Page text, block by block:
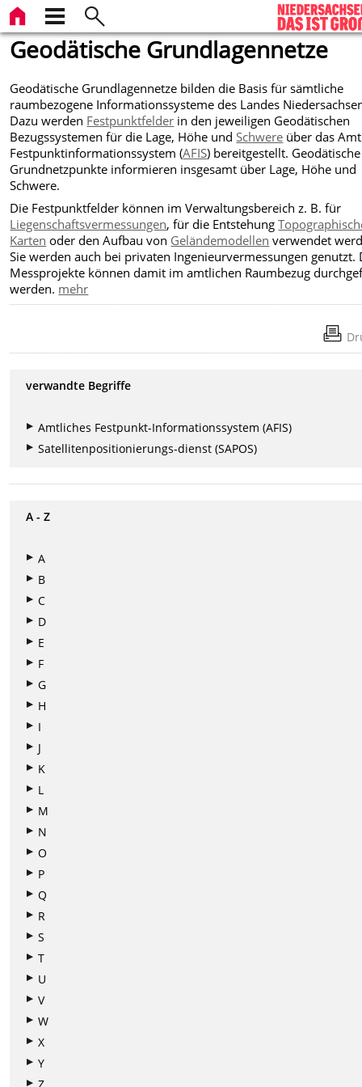
Geodätische Grundlagennetze
Geodätische Grundlagennetze bilden die Basis für sämtliche
raumbezogene Informationssysteme des Landes
Dazu werden Festpunktfelder in den jeweiligen Geodätischen
Bezugssystemen für die Lage, Höhe undSchwere über das
Festpunktinformationssystem (AFIS) bereitgestellt. Geodätische
Grundnetzpunkte informieren insgesamt über Lage, Höhe und
Schwere.
Die Festpunktfelder können im Verwaltungsbereich z. B. für
Liegenschaftsvermessungen, für die Entstehung
Karten oder den Aufbau von Geländemodellen verwendet
Sie werden auch bei privaten Ingenieurvermessungen genutzt.
Messprojekte können damit im amtlichen Raumbezug
werden. mehr
verwandte Begriffe
Amtliches Festpunkt-Informationssystem (AFIS)
Satellitenpositionierungs-dienst (SAPOS)
A - Z
A
B
C
D
E
F
G
H
I
J
K
L
M
N
O
P
Q
R
S
T
U
V
W
X
Y
Z